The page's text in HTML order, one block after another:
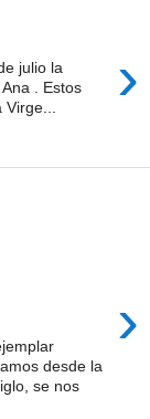
›
julio la
. Estos
›
desde la
se nos